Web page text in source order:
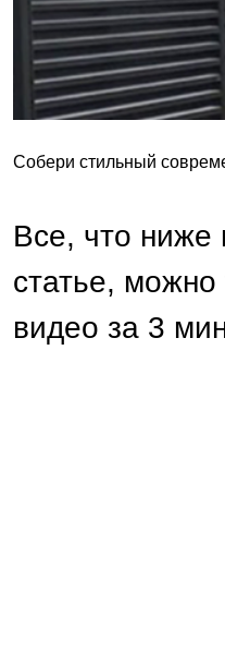
Собери стильный
Все, что ниже
статье, можно
видео за 3